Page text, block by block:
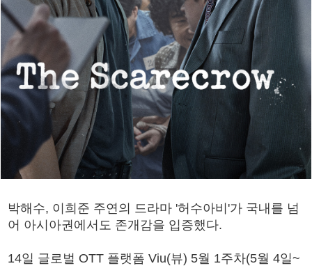
박해수, 이희준 주연의 드라마 '허수아비'가 국내를 넘
어 아시아권에서도 존개감을 입증했다.
14일 글로벌 OTT 플랫폼 Viu(뷰) 5월 1주차(5월 4일~